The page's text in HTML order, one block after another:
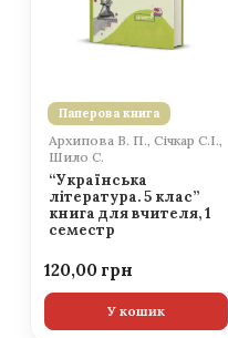
Паперова книга
Архипова В. П., Січкар С.І.,
Шило С.
“Українська
література. 5 клас”
книга для вчителя, 1
семестр
120,00
У кошик